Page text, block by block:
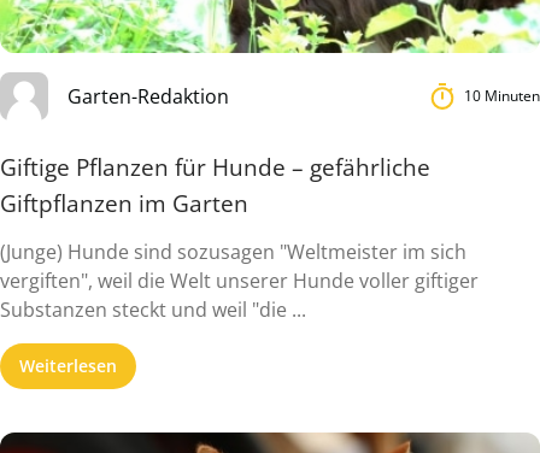
Garten-Redaktion 10 Minuten
Giftige Pflanzen für Hunde – gefährliche
Giftpflanzen im Garten
(Junge) Hunde sind sozusagen "Weltmeister im sich
vergiften", weil die Welt unserer Hunde voller giftiger
Substanzen steckt und weil "die ...
Weiterlesen